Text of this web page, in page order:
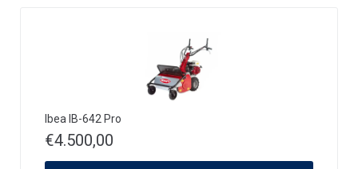
Ibea IB-642 Pro
€4.500,00